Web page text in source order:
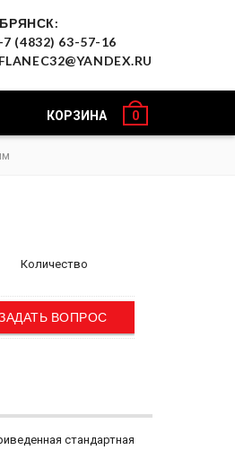
БРЯНСК:
(4832) 63-57-16
FLANEC32@YANDEX.RU
КОРЗИНА 0
Количество
ВОПРОС
стандартная